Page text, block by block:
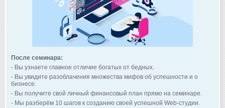
После семинара:
- Вы узнаете главное отличие богатых от бедных.
- Вы увидите разоблачения множества мифов об успешности и о
бизнесе.
- Вы получите свой личный финансовый план прямо на семинаре.
- Мы разберём 10 шагов к созданию своей успешной Web-студии.